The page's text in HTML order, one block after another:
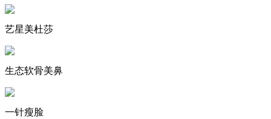
艺星美杜莎
生态软骨美鼻
一针瘦脸